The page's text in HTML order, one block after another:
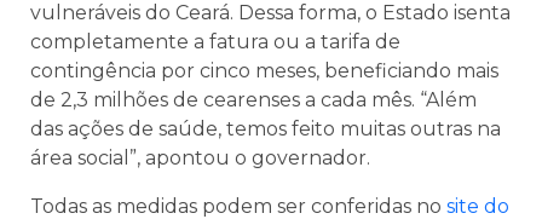
vulneráveis do Ceará. Dessa forma, o Estado isenta
completamente a fatura ou a tarifa de
contingência por cinco meses, beneficiando mais
de 2,3 milhões de cearenses a cada mês. “Além
das ações de saúde, temos feito muitas outras na
área social”, apontou o governador.
Todas as medidas podem ser conferidas no site do